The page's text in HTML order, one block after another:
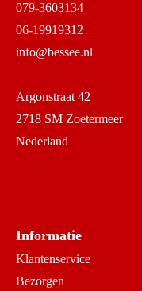
079-3603134
06-19919312
info@bessee.nl
Argonstraat 42
2718 SM Zoetermeer
Nederland
Informatie
Klantenservice
Bezorgen